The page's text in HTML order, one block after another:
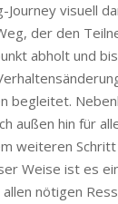
Journey visuell
der den
abholt und
begleitet.
außen hin für
weiteren Schritt
Weise ist es
nötigen